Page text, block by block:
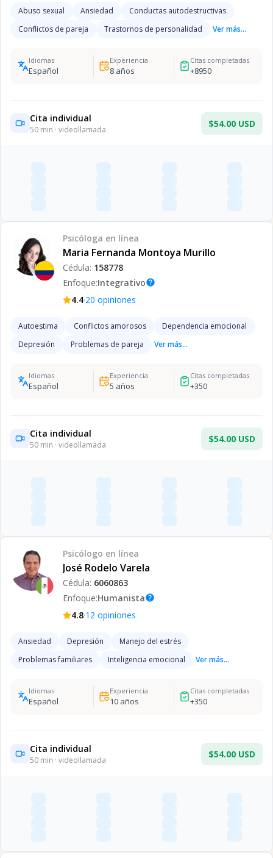
Abuso sexual Ansiedad
Conductas autodestructivas
Conflictos de pareja
Trastornos de personalidad Ver más...
Idiomas
Español
Experiencia
8años
Citas completadas
+8950
Cita individual
50 min · videollamada
$54.00 USD
Psicóloga en línea
Maria Fernanda Montoya Murillo
Cédula: 158778
Enfoque:Integrativohelp
4.4·20 opiniones
Autoestima Conflictos amorosos
Dependencia emocional
Depresión
Problemas de pareja Ver más...
Idiomas
Español
Experiencia
5 años
Citas completadas
+350
Cita individual
50 min · videollamada
$54.00 USD
Psicólogo en línea
José Rodelo Varela
Cédula: 6060863
Enfoque:Humanistahelp
4.8·12 opiniones
Ansiedad Depresión
Manejo del estrés
Problemas familiares
Inteligencia emocional Ver más...
Idiomas
Español
Experiencia
10años
Citas completadas
+350
Cita individual
50 min · videollamada
$54.00 USD